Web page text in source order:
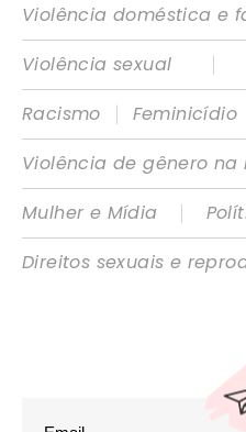
Violência doméstica e
Violência sexual
|
Racismo
| Feminicídio
Violência de gênero na
Mulher e Mídia
|
Direitos sexuais e